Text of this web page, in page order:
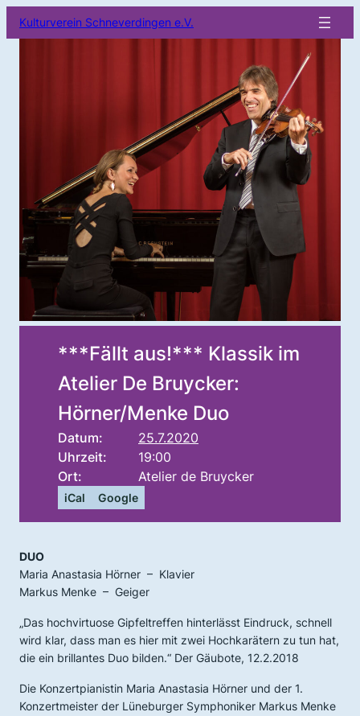
Kulturverein Schneverdingen e.V.
***Fällt aus!*** Klassik im
Atelier De Bruycker:
Hörner/Menke Duo
Datum:
25.7.2020
Uhrzeit:
19:00
Ort:
Atelier de Bruycker
iCal Google
DUO
Maria Anastasia Hörner – Klavier
Markus Menke – Geiger
„Das hochvirtuose Gipfeltreffen hinterlässt Eindruck, schnell
wird klar, dass man es hier mit zwei Hochkarätern zu tun hat,
die ein brillantes Duo bilden.“ Der Gäubote, 12.2.2018
Die Konzertpianistin Maria Anastasia Hörner und der 1.
Konzertmeister der Lüneburger Symphoniker Markus Menke